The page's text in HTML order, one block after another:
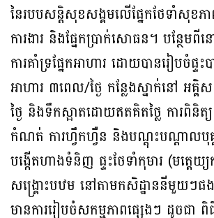
នៃរបបសន្តិសុខសង្គមលើផ្នែកថែទាំសុខភ
ការងារ និងផ្នែកប្រាក់សោធន។ បន្ថែម
ការគាំទ្រផ្នែកអាហារ ដោយបានរៀបចំផ្ទ
អាហារ ៣ពេល/ថ្ងៃ កន្លែងស្នាក់នៅ អគ្គិ
ថ្ងៃ និងទឹកស្អាតដោយឥតគិតថ្លៃ ការពិនិ
កំណត់ ការហ្វឹកហ្វឺន និងបណ្តុះបណ្តាលបុ
បង្កើតហាងទំនិញ ផ្ទះថែទាំកុមារ (មត្តេយ្
សង្គ្រោះបឋម នៅតាមកសិដ្ឋាននីមួយៗផ
មានការរៀបចំសកម្មភាពផ្សេងៗ ដូចជា